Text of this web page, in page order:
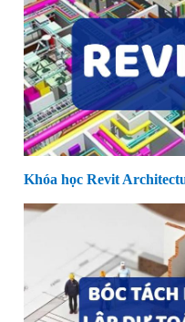
Khóa học Revit